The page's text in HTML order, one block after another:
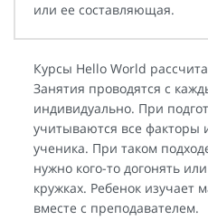
или ее составляющая.
Курсы Hello World
Занятия проводятся с
индивидуально. При
учитываются все факторы
ученика. При таком
нужно кого-то догонять
кружках. Ребенок изучает
вместе с преподавателем.